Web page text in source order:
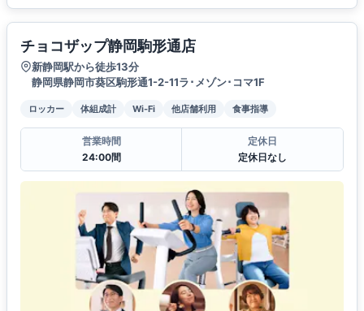
チョコザップ静岡駒形通店
新静岡駅から徒歩13分
静岡県静岡市葵区駒形通1-2-11ラ･メゾン･コマ1F
ロッカー 体組成計 Wi-Fi 他店舗利用 食事指導
営業時間
24:00間
定休日
定休日なし